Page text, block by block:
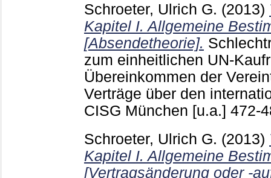
Schroeter, Ulrich G. (2013)
Kapitel I. Allgemeine
[Absendetheorie].
zum einheitlichen UN-
Übereinkommen der
Verträge über den
CISG München [u.a.] 472-
Schroeter, Ulrich G. (2013)
Kapitel I. Allgemeine
[Vertragsänderung oder -